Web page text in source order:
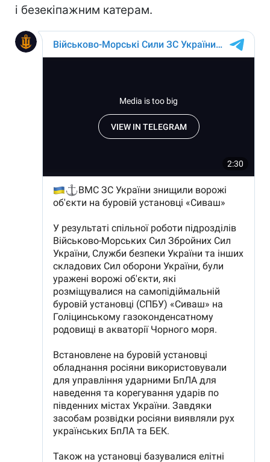
і безекіпажним катерам.